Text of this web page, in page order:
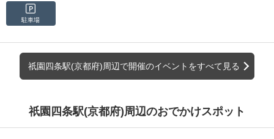
駐車場
祇園四条駅(京都府)周辺で開催のイベントをすべて見る
祇園四条駅(京都府)周辺のおでかけスポット